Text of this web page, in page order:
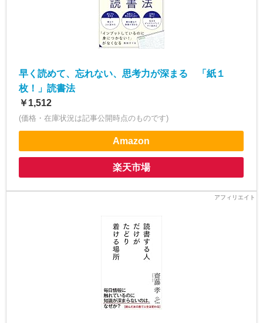
早く読めて、忘れない、思考力が深まる 「紙１
枚！」読書法
￥1,512
(価格・在庫状況は記事公開時点のものです)
Amazon
楽天市場